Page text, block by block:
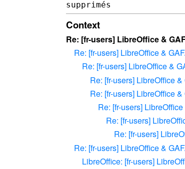
Context
Re: [fr-users] LibreOffice &
Re: [fr-users] LibreOffice &
Re: [fr-users] LibreOffice &
Re: [fr-users] LibreOffice
Re: [fr-users] LibreOffice
Re: [fr-users]
Re: [fr-users]
Re: [fr-users]
Re: [fr-users] LibreOffice &
LibreOffice: [fr-users]